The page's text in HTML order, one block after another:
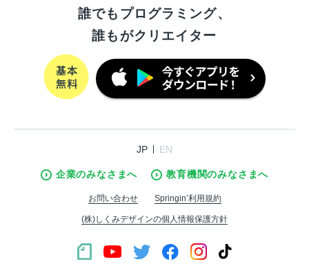
誰でもプログラミング、
誰もがクリエイター
JP EN
企業のみなさまへ 教育機関のみなさまへ
お問い合わせ Springin’利用規約
(株)しくみデザインの個人情報保護方針